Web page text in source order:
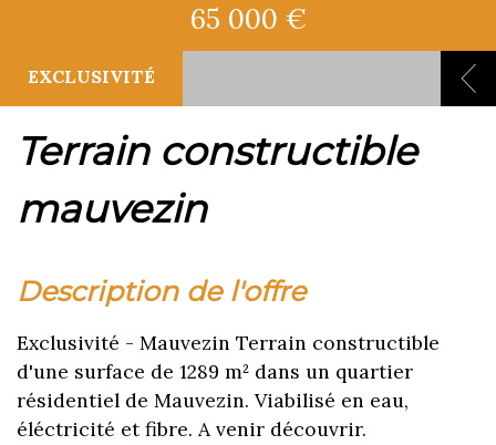
EXCLUSIVITÉ
65 000 €
terrain constructible
mauvezin
description de l'offre
Exclusivité - Mauvezin Terrain constructible
d'une surface de 1289 m² dans un quartier
résidentiel de Mauvezin. Viabilisé en eau,
éléctricité et fibre. A venir découvrir.